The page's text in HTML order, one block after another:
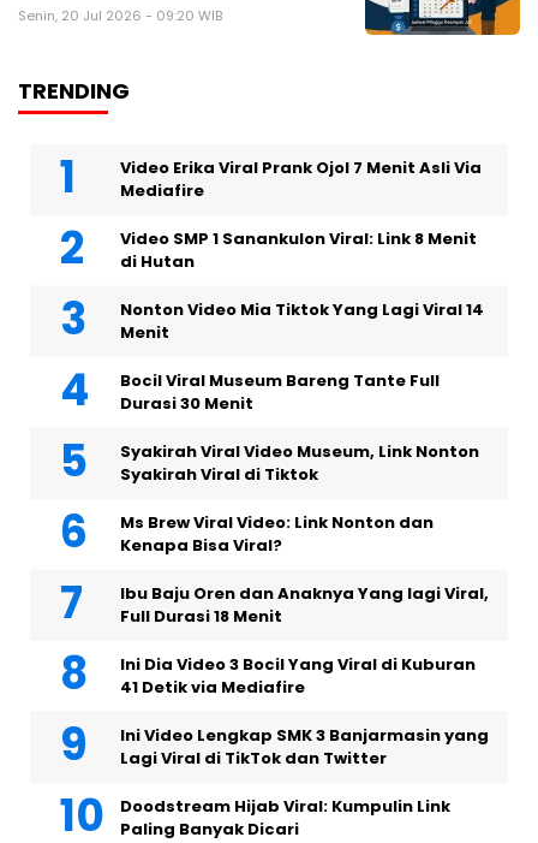
Senin, 20 Jul 2026 - 09:20 WIB
TRENDING
Video Erika Viral Prank Ojol 7 Menit Asli Via
Mediafire
Video SMP 1 Sanankulon Viral: Link 8 Menit
di Hutan
Nonton Video Mia Tiktok Yang Lagi Viral 14
Menit
Bocil Viral Museum Bareng Tante Full
Durasi 30 Menit
Syakirah Viral Video Museum, Link Nonton
Syakirah Viral di Tiktok
Ms Brew Viral Video: Link Nonton dan
Kenapa Bisa Viral?
Ibu Baju Oren dan Anaknya Yang lagi Viral,
Full Durasi 18 Menit
Ini Dia Video 3 Bocil Yang Viral di Kuburan
41 Detik via Mediafire
Ini Video Lengkap SMK 3 Banjarmasin yang
Lagi Viral di TikTok dan Twitter
Doodstream Hijab Viral: Kumpulin Link
Paling Banyak Dicari